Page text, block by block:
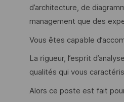
d’architecture, de
management que des
Vous êtes capable
La rigueur, l’esprit
qualités qui vous
Alors ce poste est fait